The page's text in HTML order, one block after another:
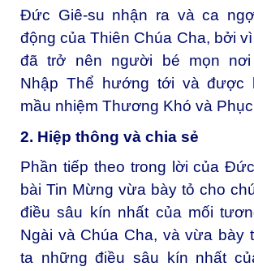
Đức Giê-su nhận ra và ca
động của Thiên Chúa Cha, bởi
đã trở nên người bé mọn nơi
Nhập Thể hướng tới và được
mầu nhiệm Thương Khó và
2. Hiệp thông và chia sẻ
Phần tiếp theo trong lời của
bài Tin Mừng vừa bày tỏ cho
điều sâu kín nhất của mối
Ngài và Chúa Cha, và vừa bày
ta những điều sâu kín nhất